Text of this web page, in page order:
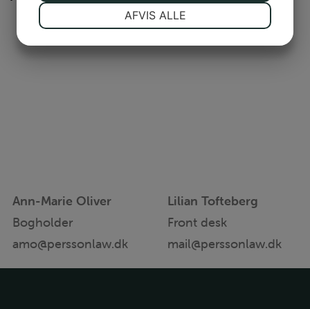
Ann-Marie Oliver
Bogholder
amo@perssonlaw.dk
Lilian Tofteberg
Front desk
mail@perssonlaw.dk
AFVIS ALLE